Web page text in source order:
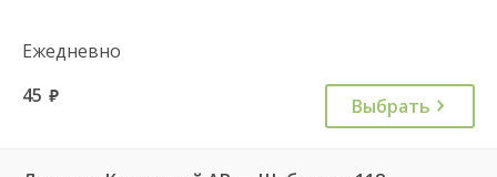
Ежедневно
45 руб. Выбрать